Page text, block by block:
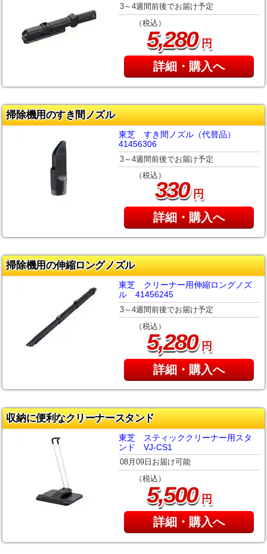
3～4週間前後でお届け予定
（税込）
5,280円
詳細・購入へ
掃除機用のすき間ノズル
東芝 すき間ノズル（代替品）
41456306
3～4週間前後でお届け予定
（税込）
330円
詳細・購入へ
掃除機用の伸縮ロングノズル
東芝 クリーナー用伸縮ロングノズ
ル 41456245
3～4週間前後でお届け予定
（税込）
5,280円
詳細・購入へ
収納に便利なクリーナースタンド
東芝 スティッククリーナー用スタ
ンド VJ-CS1
08月09日お届け可能
（税込）
5,500円
詳細・購入へ